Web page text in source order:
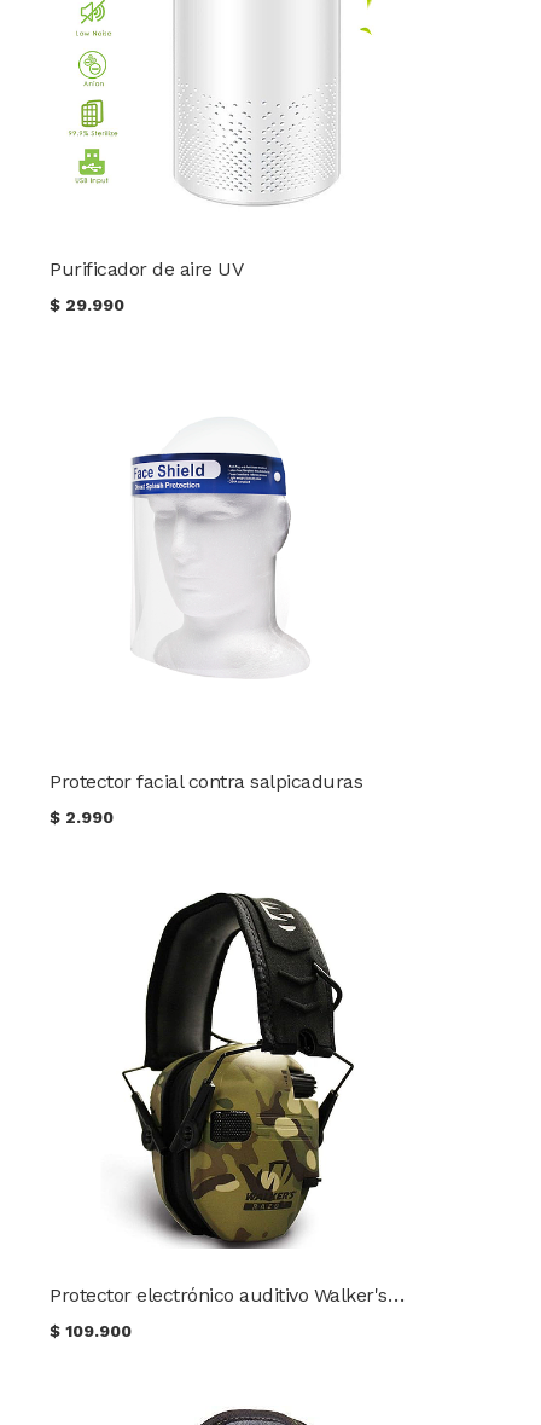
Purificador de aire UV
$ 29.990
Protector facial contra salpicaduras
$ 2.990
Protector electrónico auditivo Walker's Razor Slim Multicam
$109.900